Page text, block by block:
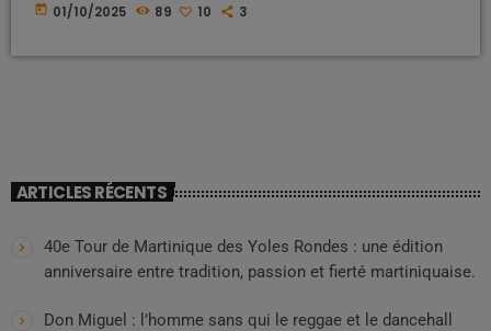
contrats précaires, du RSA ou de la CAF, qui se posent en grands
today 01/10/2025 89 10 3
ARTICLES RÉCENTS
40e Tour de Martinique des Yoles Rondes : une édition
anniversaire entre tradition, passion et fierté martiniquaise.
Don Miguel : l’homme sans qui le reggae et le dancehall